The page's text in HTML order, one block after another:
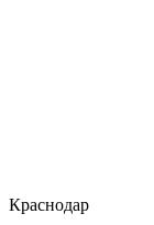
Краснодар